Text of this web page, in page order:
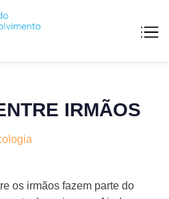
IRMÃOS
os irmãos fazem parte do